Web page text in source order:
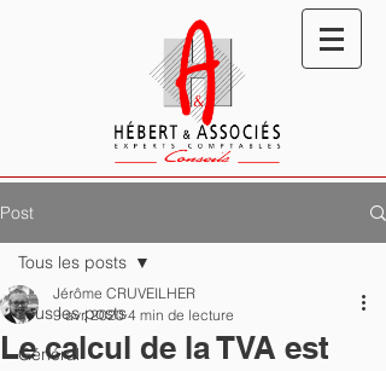
Post
Tous les posts
Général
Tous les posts
Le calcul de la TVA est
Jérôme CRUVEILHER
9 avr. 2020 4 min de lecture